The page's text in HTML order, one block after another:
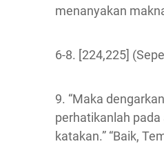
menanyakan
6-8. [224,225]
9. “Maka
perhatikanlah pada
katakan.” “Baik,